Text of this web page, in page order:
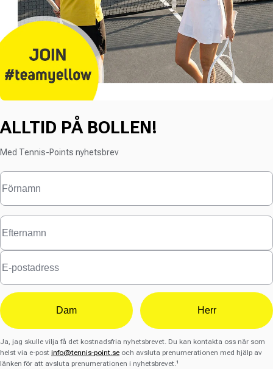
ALLTID PÅ BOLLEN!
Med Tennis-Points nyhetsbrev
Dam Herr
Ja, jag skulle vilja få det kostnadsfria nyhetsbrevet. Du kan kontakta oss när som
helst via e-post info@tennis-point.se och avsluta prenumerationen med hjälp av
länken för att avsluta prenumerationen i nyhetsbrevet.¹